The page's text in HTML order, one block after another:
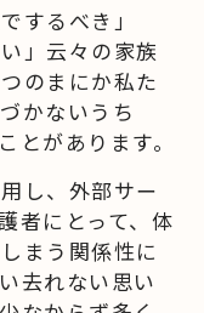
するべき」
」云々の家族
のまにか私た
かないうち
とがあります。
し、外部サー
者にとって、体
まう関係性に
去れない思い